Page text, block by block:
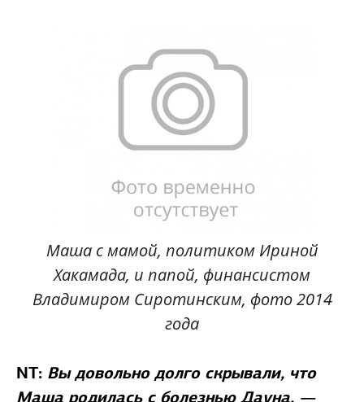
Маша с мамой, политиком Ириной
Хакамада, и папой, финансистом
Владимиром Сиротинским, фото 2014
года
NT: Вы довольно долго скрывали, что
Маша родилась с болезнью Дауна, —